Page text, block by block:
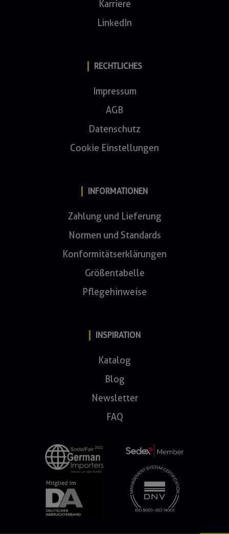
Karriere
LinkedIn
RECHTLICHES
Impressum
AGB
Datenschutz
Cookie Einstellungen
INFORMATIONEN
Zahlung und Lieferung
Normen und Standards
Konformitätserklärungen
Größentabelle
Pflegehinweise
INSPIRATION
Katalog
Blog
Newsletter
FAQ